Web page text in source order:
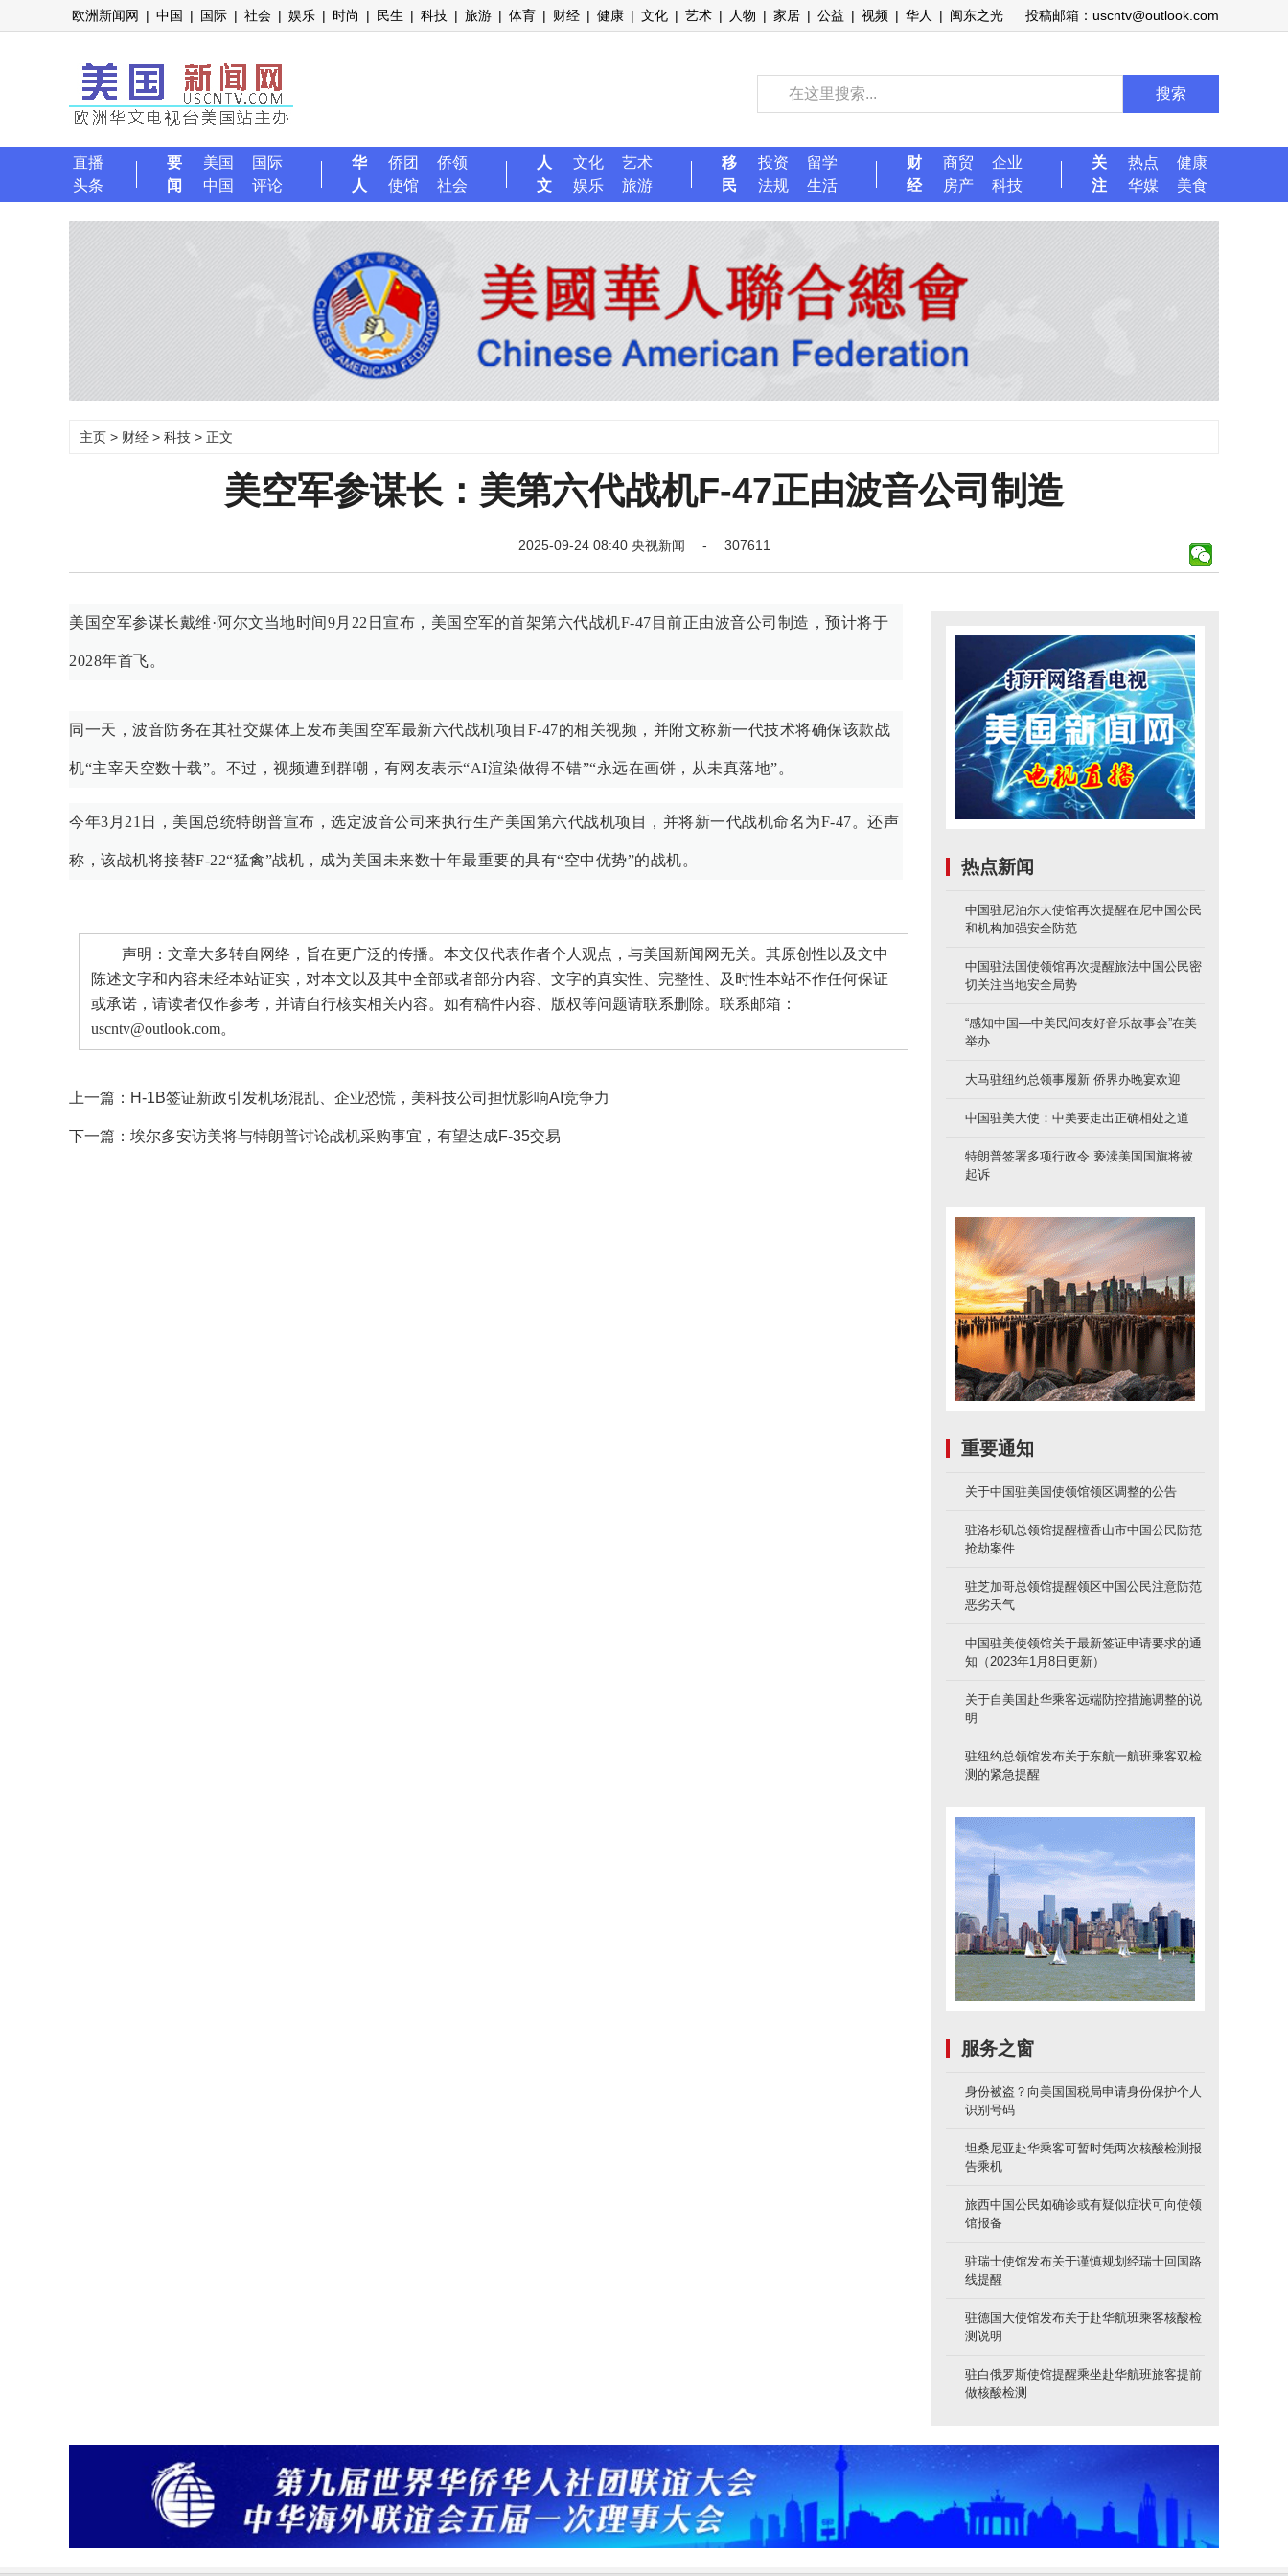
欧洲新闻网 | 中国 | 国际 | 社会 | 娱乐 | 时尚 | 民生 | 科技 | 旅游 | 体育 | 财经 | 健康 | 文化 | 艺术 | 人物 | 家居 | 公益 | 视频 | 华人 | 闽东之光 投稿邮箱：uscntv@outlook.com
搜索
直播
头条
要
闻
美国
国际
中国
评论
华
人
侨团
侨领
使馆
社会
人
文
文化
艺术
娱乐
旅游
移
民
投资
留学
法规
生活
财
经
商贸
企业
房产
科技
关
注
热点
健康
华媒
美食
主页 > 财经 > 科技 > 正文
美空军参谋长：美第六代战机F-47正由波音公司制造
2025-09-24 08:40 央视新闻 - 307611
美国空军参谋长戴维·阿尔文当地时间9月22日宣布，美国空军的首架第六代战机F-47目前正由波音公司制造，预计将于
2028年首飞。
同一天，波音防务在其社交媒体上发布美国空军最新六代战机项目F-47的相关视频，并附文称新一代技术将确保该款战
机“主宰天空数十载”。不过，视频遭到群嘲，有网友表示“AI渲染做得不错”“永远在画饼，从未真落地”。
今年3月21日，美国总统特朗普宣布，选定波音公司来执行生产美国第六代战机项目，并将新一代战机命名为F-47。还声
称，该战机将接替F-22“猛禽”战机，成为美国未来数十年最重要的具有“空中优势”的战机。
声明：文章大多转自网络，旨在更广泛的传播。本文仅代表作者个人观点，与美国新闻网无关。其原创性以及文中
陈述文字和内容未经本站证实，对本文以及其中全部或者部分内容、文字的真实性、完整性、及时性本站不作任何保证
或承诺，请读者仅作参考，并请自行核实相关内容。如有稿件内容、版权等问题请联系删除。联系邮箱：
uscntv@outlook.com。
上一篇： H-1B签证新政引发机场混乱、企业恐慌，美科技公司担忧影响AI竞争力
下一篇： 埃尔多安访美将与特朗普讨论战机采购事宜，有望达成F-35交易
热点新闻
中国驻尼泊尔大使馆再次提醒在尼中国公民
和机构加强安全防范
中国驻法国使领馆再次提醒旅法中国公民密
切关注当地安全局势
“感知中国—中美民间友好音乐故事会”在美
举办
大马驻纽约总领事履新 侨界办晚宴欢迎
中国驻美大使：中美要走出正确相处之道
特朗普签署多项行政令 亵渎美国国旗将被
起诉
重要通知
关于中国驻美国使领馆领区调整的公告
驻洛杉矶总领馆提醒檀香山市中国公民防范
抢劫案件
驻芝加哥总领馆提醒领区中国公民注意防范
恶劣天气
中国驻美使领馆关于最新签证申请要求的通
知（2023年1月8日更新）
关于自美国赴华乘客远端防控措施调整的说
明
驻纽约总领馆发布关于东航一航班乘客双检
测的紧急提醒
服务之窗
身份被盗？向美国国税局申请身份保护个人
识别号码
坦桑尼亚赴华乘客可暂时凭两次核酸检测报
告乘机
旅西中国公民如确诊或有疑似症状可向使领
馆报备
驻瑞士使馆发布关于谨慎规划经瑞士回国路
线提醒
驻德国大使馆发布关于赴华航班乘客核酸检
测说明
驻白俄罗斯使馆提醒乘坐赴华航班旅客提前
做核酸检测